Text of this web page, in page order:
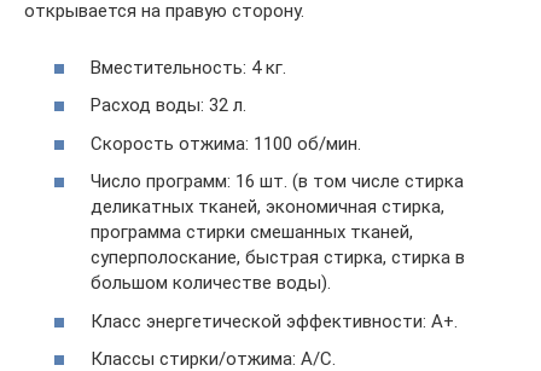
открывается на правую сторону.
Вместительность: 4 кг.
Расход воды: 32 л.
Скорость отжима: 1100 об/мин.
Число программ: 16 шт. (в том числе стирка
деликатных тканей, экономичная стирка,
программа стирки смешанных тканей,
суперполоскание, быстрая стирка, стирка в
большом количестве воды).
Класс энергетической эффективности: А+.
Классы стирки/отжима: А/С.